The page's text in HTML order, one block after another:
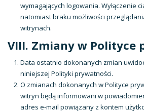
wymagających logowania. Wyłączenie
natomiast braku możliwości
witrynach.
VIII. Zmiany w Polityce
Data ostatnio dokonanych zmian
niniejszej Polityki prywatności.
O zmianach dokonanych w Polityce
witryn będą informowani w
adres e-mail powiązany z kontem